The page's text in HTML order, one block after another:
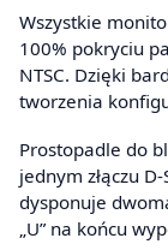
Wszystkie
100% pokryciu
NTSC. Dzięki
tworzenia
Prostopadle do
jednym złączu
dysponuje
„U” na końcu